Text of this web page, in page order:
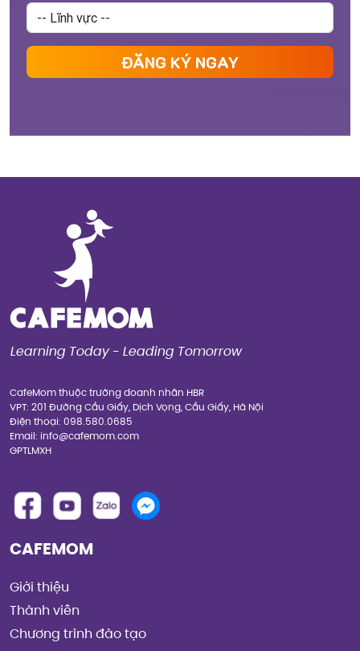
ĐĂNG KÝ NGAY
Learning Today - Leading Tomorrow
CafeMom thuộc trường doanh nhân HBR
VPT: 201 Đường Cầu Giấy, Dịch Vọng, Cầu Giấy, Hà Nội
Điện thoại: 098.580.0685
Email: info@cafemom.com
GPTLMXH
CAFEMOM
Giới thiệu
Thành viên
Chương trình đào tạo